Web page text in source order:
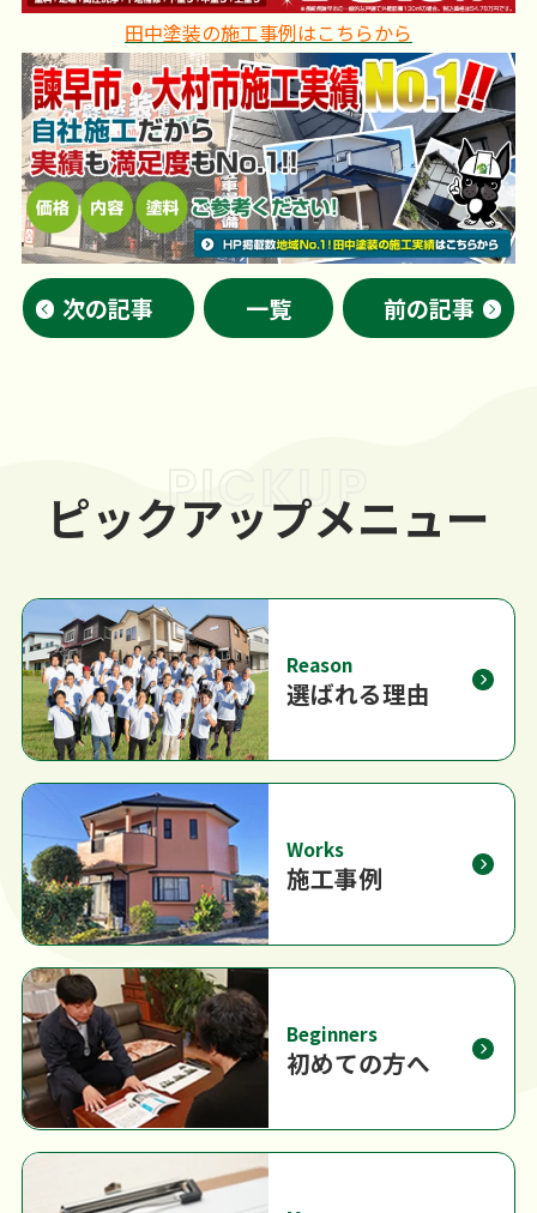
田中塗装の施工事例はこちらから
次の記事 一覧 前の記事
PICKUP
ピックアップメニュー
Reason
選ばれる理由
Works
施工事例
Beginners
初めての方へ